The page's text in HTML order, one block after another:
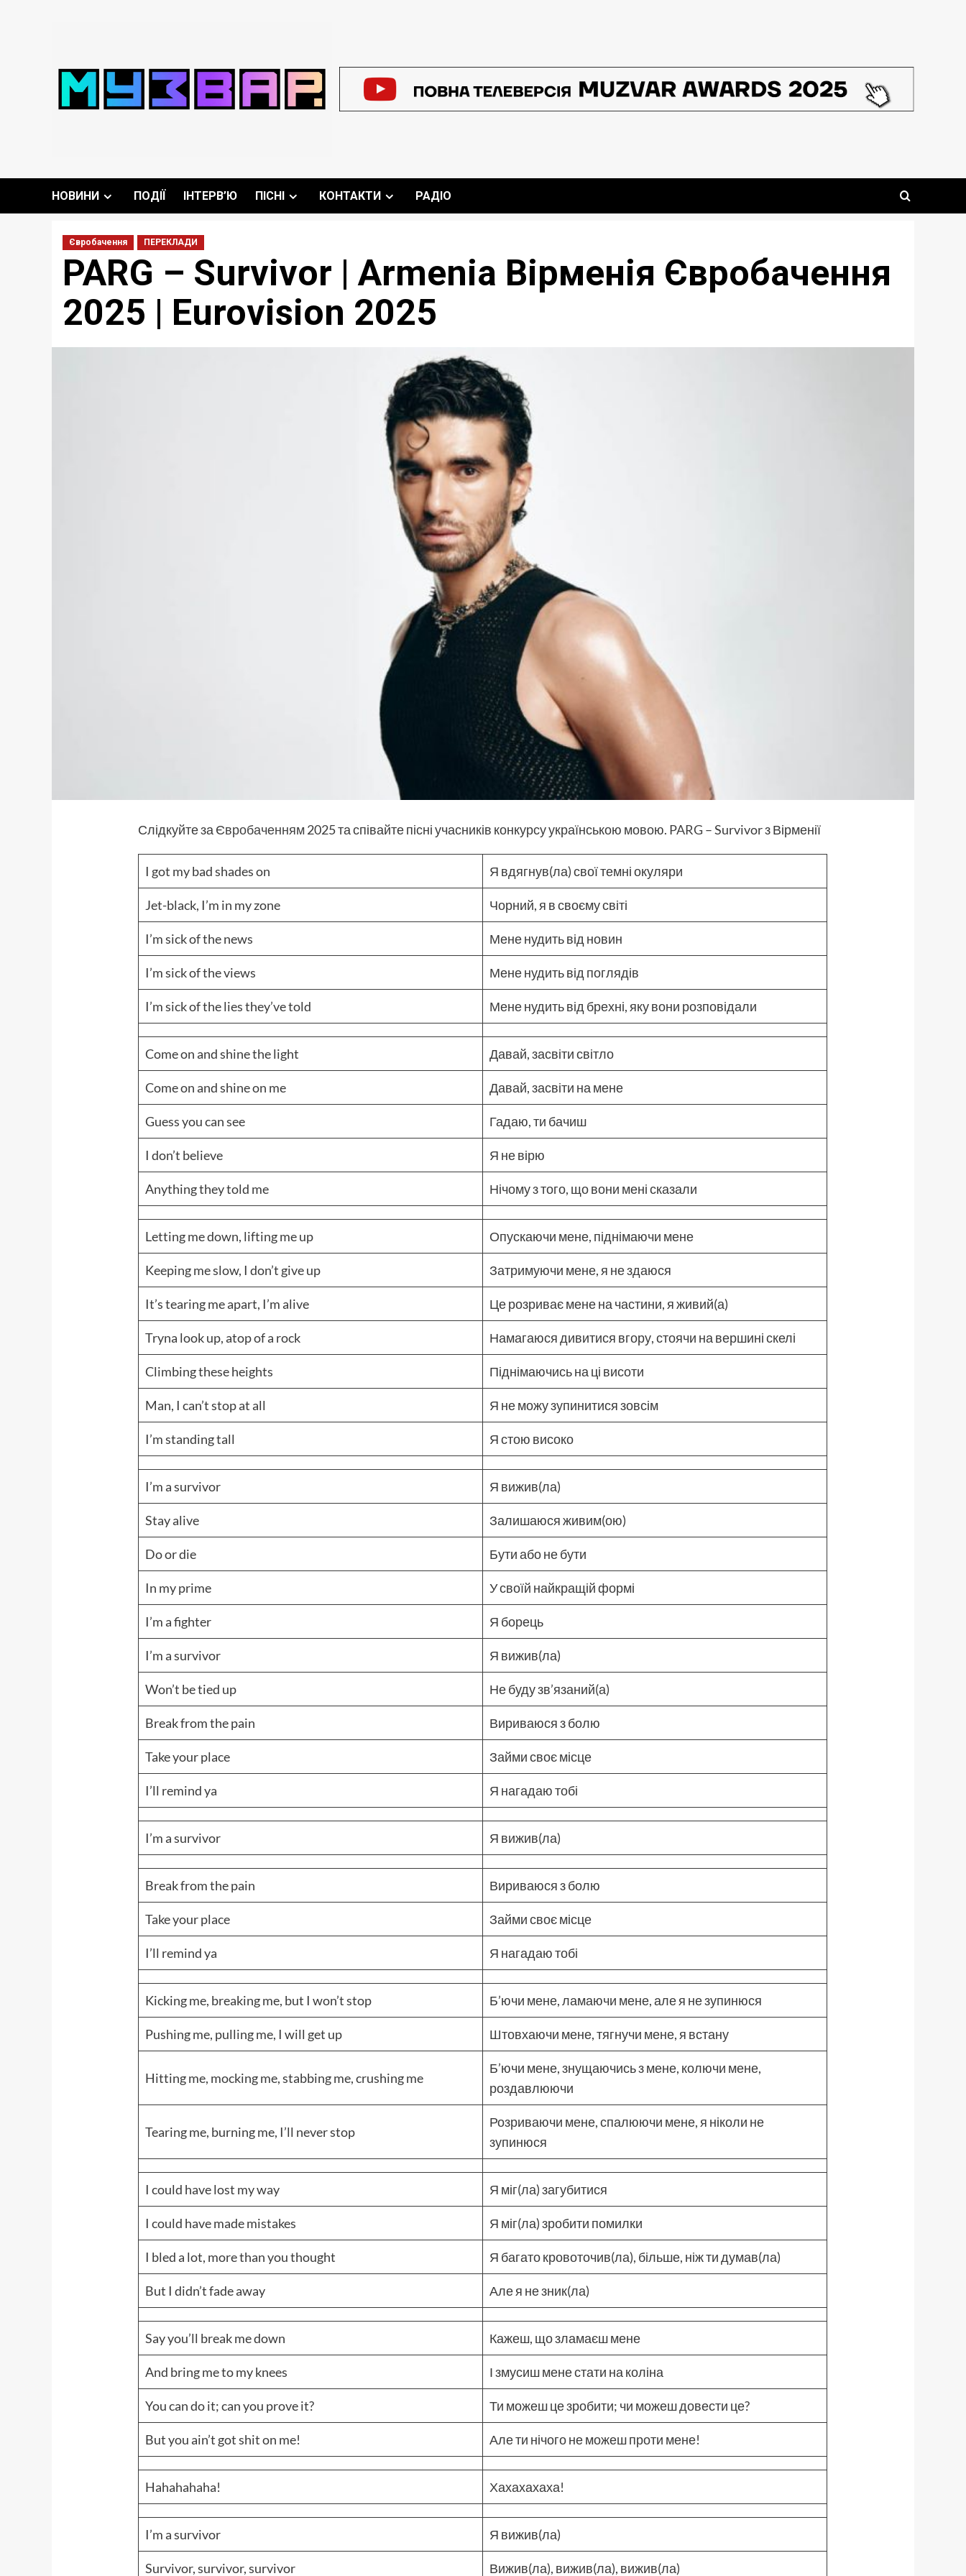
НОВИНИ ПОДІЇ ІНТЕРВ’Ю ПІСНІ КОНТАКТИ РАДІО
Євробачення ПЕРЕКЛАДИ
PARG – Survivor | Armenia Вірменія Євробачення
2025 | Eurovision 2025
Слідкуйте за Євробаченням2025 та співайте пісні учасників конкурсу українською мовою. PARG – Survivor з Вірменії
I got my bad shades on Я вдягнув(ла) свої темні окуляри
Jet-black, I’m in my zone Чорний, я в своєму світі
I’m sick of the news Мене нудить від новин
I’m sick of the views Мене нудить від поглядів
I’m sick of the lies they’ve told Мене нудить від брехні, яку вони розповідали
Come on and shine the light Давай, засвіти світло
Come on and shine on me Давай, засвіти на мене
Guess you can see Гадаю, ти бачиш
I don’t believe Я не вірю
Anything they told me Нічому з того, що вони мені сказали
Letting me down, lifting me up Опускаючи мене, піднімаючи мене
Keeping me slow, I don’t give up Затримуючи мене, я не здаюся
It’s tearing me apart, I’m alive Це розриває мене на частини, я живий(а)
Tryna look up, atop of a rock Намагаюся дивитися вгору, стоячи на вершині скелі
Climbing these heights Піднімаючись на ці висоти
Man, I can’t stop at all Я не можу зупинитися зовсім
I’m standing tall Я стою високо
I’m a survivor Я вижив(ла)
Stay alive Залишаюся живим(ою)
Do or die Бути або не бути
In my prime У своїй найкращій формі
I’m a fighter Я борець
I’m a survivor Я вижив(ла)
Won’t be tied up Не буду зв’язаний(а)
Break from the pain Вириваюся з болю
Take your place Займи своє місце
I’ll remind ya Я нагадаю тобі
I’m a survivor Я вижив(ла)
Break from the pain Вириваюся з болю
Take your place Займи своє місце
I’ll remind ya Я нагадаю тобі
Kicking me, breaking me, but I won’t stop Б’ючи мене, ламаючи мене, але я не зупинюся
Pushing me, pulling me, I will get up Штовхаючи мене, тягнучи мене, я встану
Hitting me, mocking me, stabbing me, crushing me
Б’ючи мене, знущаючись з мене, колючи мене,
роздавлюючи
Tearing me, burning me, I’ll never stop
Розриваючи мене, спалюючи мене, я ніколи не
зупинюся
I could have lost my way Я міг(ла) загубитися
I could have made mistakes Я міг(ла) зробити помилки
I bled a lot, more than you thought Я багато кровоточив(ла), більше, ніж ти думав(ла)
But I didn’t fade away Але я не зник(ла)
Say you’ll break me down Кажеш, що зламаєш мене
And bring me to my knees І змусиш мене стати на коліна
You can do it; can you prove it? Ти можеш це зробити; чи можеш довести це?
But you ain’t got shit on me! Але ти нічого не можеш проти мене!
Hahahahaha! Хахахахаха!
I’m a survivor Я вижив(ла)
Survivor, survivor, survivor Вижив(ла), вижив(ла), вижив(ла)